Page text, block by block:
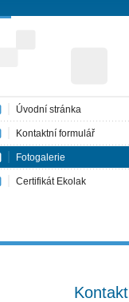
Úvodní stránka
Kontaktní formulář
Fotogalerie
Certifikát Ekolak
Kontakt